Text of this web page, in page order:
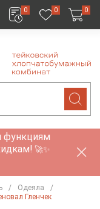
0 0 0
функциям
🚀✨
Одеяла
Гленчек